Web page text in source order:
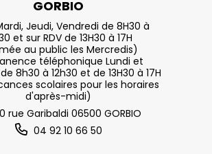
GORBIO
Jeudi, Vendredi de 8H30 à
et sur RDV de 13H30 à 17H
au public les Mercredis)
téléphonique Lundi et
8h30 à 12h30 et de 13H30 à 17H
scolaires pour les horaires
d'après-midi)
rue Garibaldi 06500 GORBIO
04 92 10 66 50